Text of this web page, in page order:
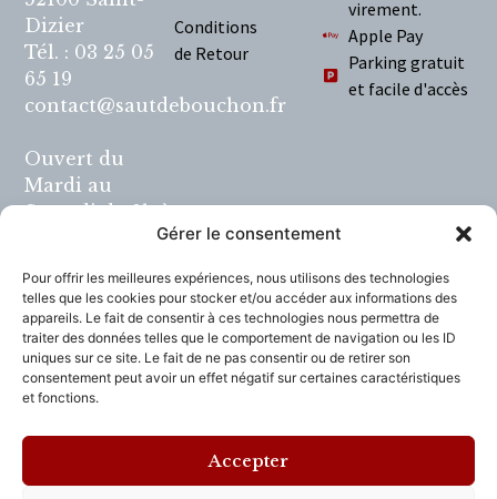
Gérer le consentement
Pour offrir les meilleures expériences, nous utilisons des technologies
telles que les cookies pour stocker et/ou accéder aux informations des
appareils. Le fait de consentir à ces technologies nous permettra de
traiter des données telles que le comportement de navigation ou les ID
uniques sur ce site. Le fait de ne pas consentir ou de retirer son
consentement peut avoir un effet négatif sur certaines caractéristiques
et fonctions.
Accepter
Dizier
Tél. : 03 25 05
65 19
contact@sautdebouchon.fr
Ouvert du
Mardi au
Samedi de 9h à
12h et de 14h à
L'abus d'alcool
est dangereux
pour la santé, à
consommer
Conditions
de Retour
virement.
Apple Pay
Parking gratuit
et facile d'accès